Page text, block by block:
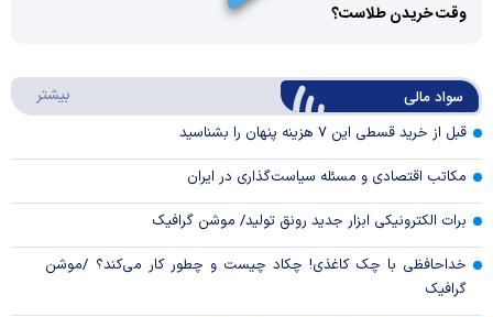
Video
وقت خریدن طلاست؟
سواد مالی بیشتر
قبل از خرید قسطی این ۷ هزینه پنهان را بشناسید
مکاتب اقتصادی و مسئله سیاست‌گذاری در ایران
برات الکترونیکی ابزار جدید رونق تولید/ موشن گرافیک
خداحافظی با چک کاغذی! چکاد چیست و چطور کار می‌کند؟ /موشن
گرافیک